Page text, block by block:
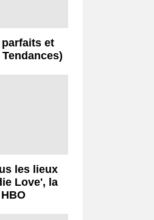
parfaits et
les lieux
Love', la